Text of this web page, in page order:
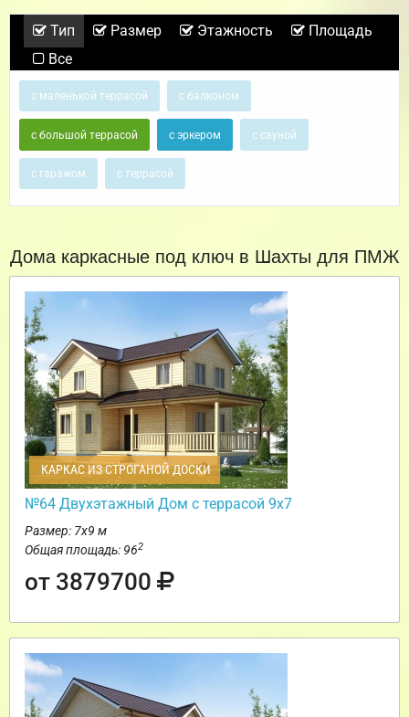
Тип Размер Этажность
Площадь
Все
с маленькой террасой с балконом
с большой террасой с эркером с сауной
с гаражом с террасой
Дома каркасные под ключ в Шахты для ПМЖ
КАРКАС ИЗ СТРОГАНОЙ ДОСКИ
№64 Двухэтажный Дом с террасой 9х7
Размер: 7х9 м
Общая площадь: 962
от 3879700